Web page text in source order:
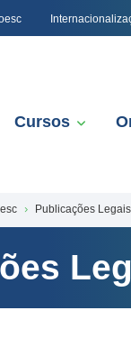
Cursos
Publicações Legais